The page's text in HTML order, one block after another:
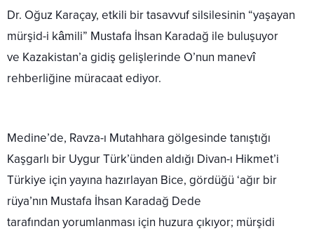
Dr. Oğuz Karaçay, etkili bir tasavvuf silsilesinin “yaşayan
mürşid-i kâmili” Mustafa İhsan Karadağ ile buluşuyor
ve Kazakistan’a gidiş gelişlerinde O’nun manevî
rehberliğine müracaat ediyor.
Medine’de, Ravza-ı Mutahhara gölgesinde tanıştığı
Kaşgarlı bir Uygur Türk’ünden aldığı Divan-ı Hikmet’i
Türkiye için yayına hazırlayan Bice, gördüğü ‘ağır bir
rüya’nın Mustafa İhsan Karadağ Dede
tarafından yorumlanması için huzura çıkıyor; mürşidi